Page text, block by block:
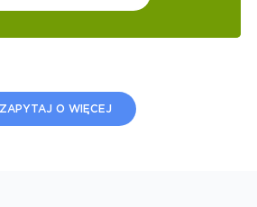
ZAPYTAJ O WIĘCEJ